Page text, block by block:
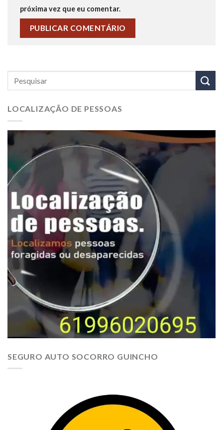
próxima vez que eu comentar.
LOCALIZAÇÃO DE PESSOAS
SEGURO AUTO SOCORRO GUINCHO